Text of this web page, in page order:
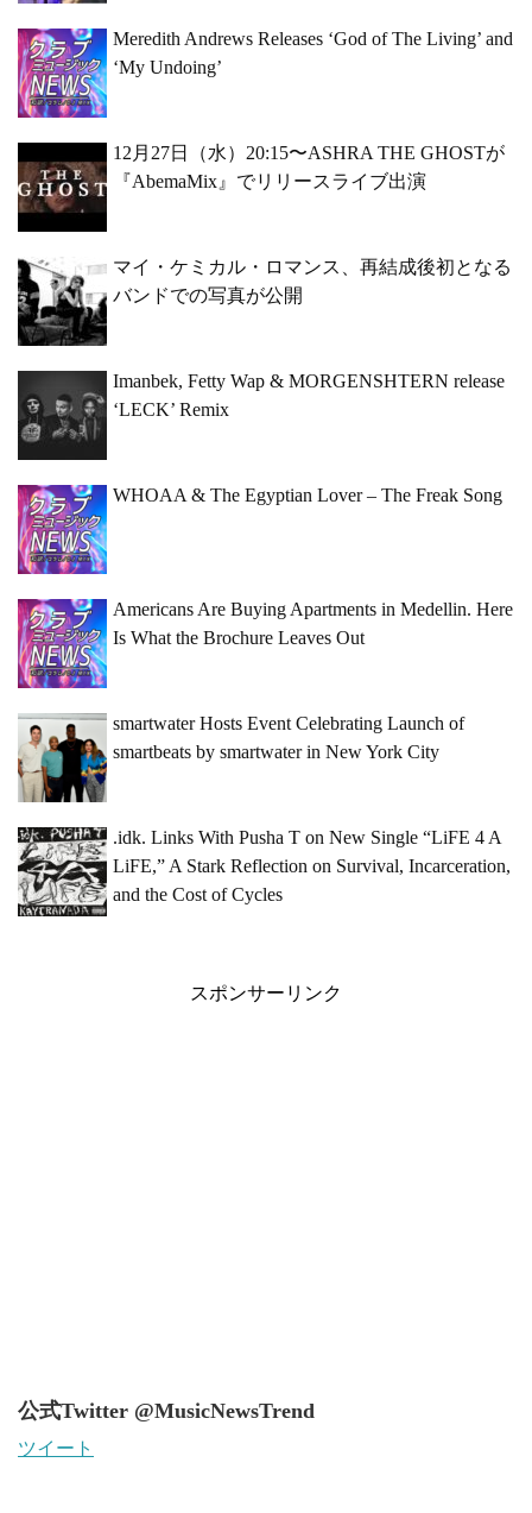
Meredith Andrews Releases ‘God of The Living’ and
‘My Undoing’
12月27日（水）20:15〜ASHRA THE GHOSTが
『AbemaMix』でリリースライブ出演
マイ・ケミカル・ロマンス、再結成後初となる
バンドでの写真が公開
Imanbek, Fetty Wap & MORGENSHTERN release
‘LECK’ Remix
WHOAA & The Egyptian Lover – The Freak Song
Americans Are Buying Apartments in Medellin. Here
Is What the Brochure Leaves Out
smartwater Hosts Event Celebrating Launch of
smartbeats by smartwater in New York City
.idk. Links With Pusha T on New Single “LiFE 4 A
LiFE,” A Stark Reflection on Survival, Incarceration,
and the Cost of Cycles
スポンサーリンク
公式Twitter @MusicNewsTrend
ツイート